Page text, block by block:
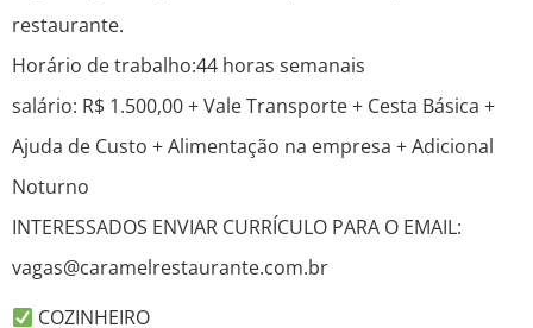
restaurante.
Horário de trabalho:44 horas semanais
salário: R$ 1.500,00 + Vale Transporte + Cesta Básica +
Ajuda de Custo + Alimentação na empresa + Adicional
Noturno
INTERESSADOS ENVIAR CURRÍCULO PARA O EMAIL:
vagas@caramelrestaurante.com.br
COZINHEIRO